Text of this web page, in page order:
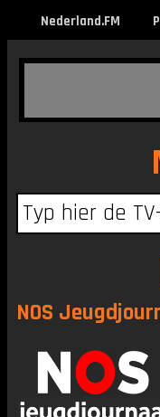
Nederland.FM
NOS